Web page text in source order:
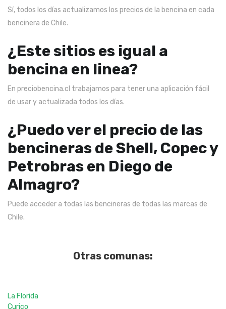
Sí, todos los días actualizamos los precios de la bencina en cada
bencinera de Chile.
¿Este sitios es igual a
bencina en linea?
En preciobencina.cl trabajamos para tener una aplicación fácil
de usar y actualizada todos los días.
¿Puedo ver el precio de las
bencineras de Shell, Copec y
Petrobras en Diego de
Almagro?
Puede acceder a todas las bencineras de todas las marcas de
Chile.
Otras comunas:
La Florida
Curico